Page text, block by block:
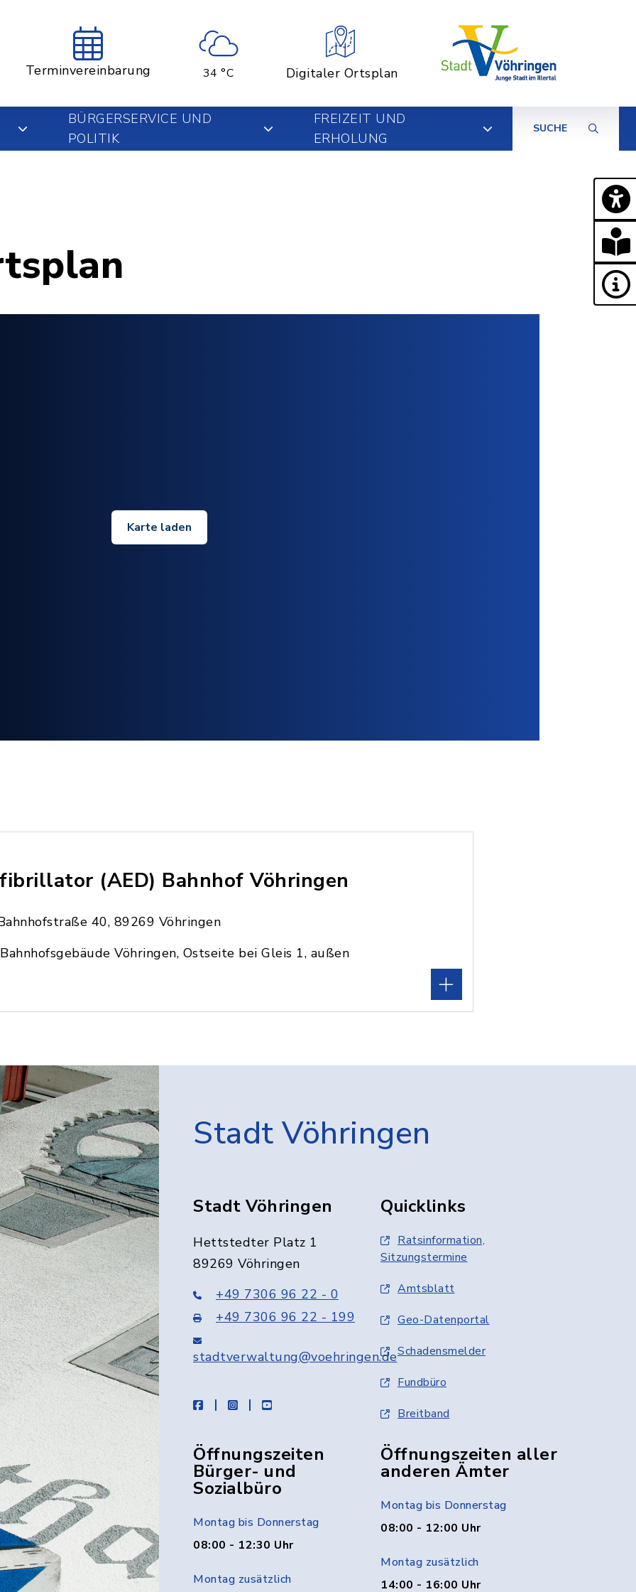
Terminvereinbarung 34 °C Digitaler Ortsplan
BÜRGERSERVICE UND
POLITIK
FREIZEIT UND
ERHOLUNG
SUCHE
Karte laden
(AED) Bahnhof Vöhringen
40, 89269 Vöhringen
Vöhringen, Ostseite bei Gleis 1, außen
Stadt Vöhringen
Stadt Vöhringen
Hettstedter Platz 1
89269 Vöhringen
+49 7306 96 22 - 0
+49 7306 96 22 - 199
stadtverwaltung@voehringen.de
facebookinstagramyoutube
Quicklinks
Ratsinformation,
Sitzungstermine
Amtsblatt
Geo-Datenportal
Schadensmelder
Fundbüro
Breitband
Öffnungszeiten
Bürger- und
Sozialbüro
Montag bis Donnerstag
08:00 - 12:30 Uhr
Montag zusätzlich
Öffnungszeiten aller
anderen Ämter
Montag bis Donnerstag
08:00 - 12:00 Uhr
Montag zusätzlich
14:00 - 16:00 Uhr